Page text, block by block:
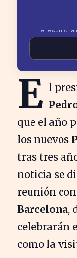
Te resumo
E l
que el año
los nuevos
tras tres
noticia se
reunión
Barcelona,
celebrarán
como la